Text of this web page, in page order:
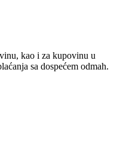
kao i za kupovinu u
sa dospećem odmah.